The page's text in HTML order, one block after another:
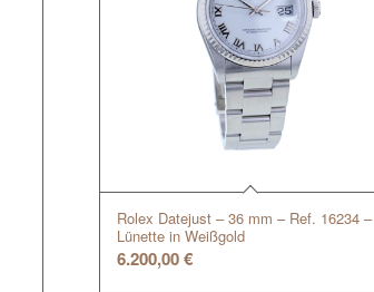
Rolex Datejust – 36 mm – Ref. 16234 –
Lünette in Weißgold
6.200,00€